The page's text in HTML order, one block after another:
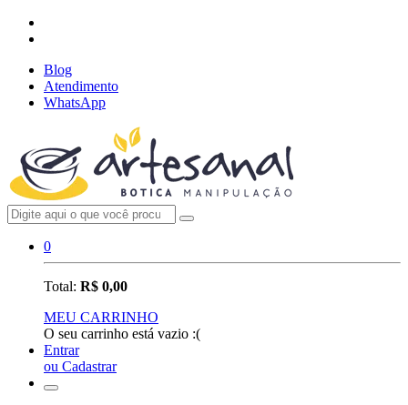
Blog
Atendimento
WhatsApp
0
Total: R$ 0,00
MEU CARRINHO
O seu carrinho está vazio :(
Entrar
ou Cadastrar